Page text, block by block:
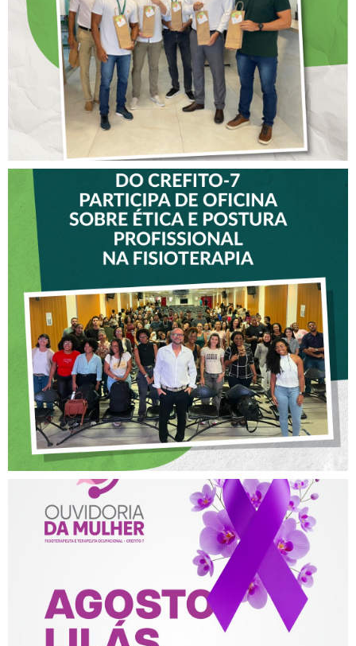
CREFITO-7
VICE-PRESIDENTE DO
CREFITO-7 PARTICIPA DE
OFICINA SOBRE ÉTICA E
POSTURA PROFISSIONAL
NA FISIOTERAPIA
AGOSTO LILÁS – ACOLHER,
PROTEGER E COMBATER A
VIOLÊNCIA CONTRA A
MULHER